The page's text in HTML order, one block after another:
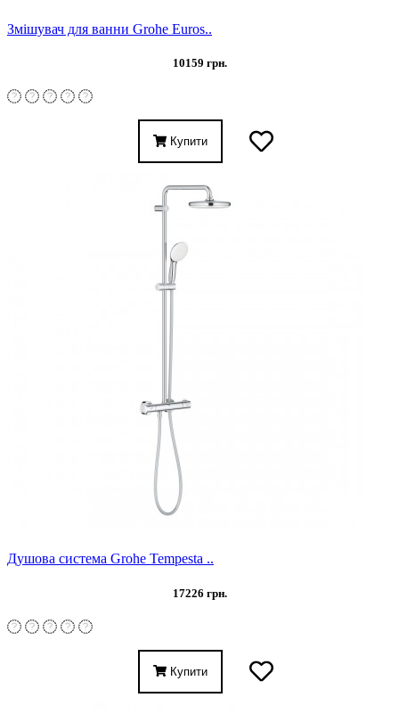
Змішувач для ванни Grohe Euros..
10159 грн.
Купити
Душова система Grohe Tempesta ..
17226 грн.
Купити